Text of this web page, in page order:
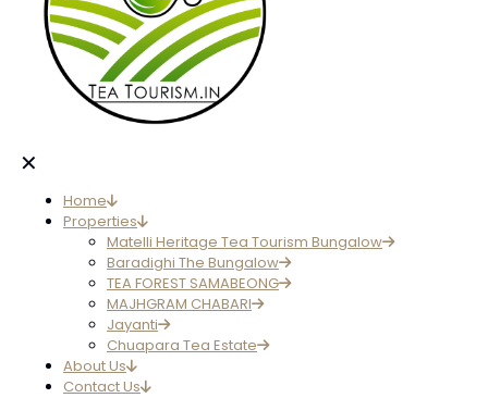
✕
Home
Properties
Matelli Heritage Tea Tourism Bungalow
Baradighi The Bungalow
TEA FOREST SAMABEONG
MAJHGRAM CHABARI
Jayanti
Chuapara Tea Estate
About Us
Contact Us